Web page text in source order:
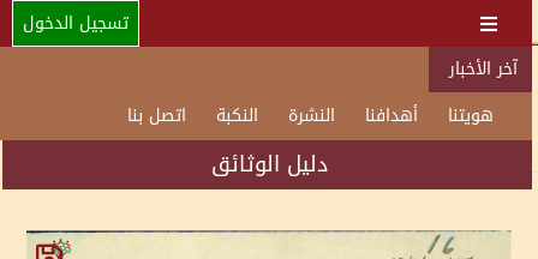
تسجيل الدخول
آخر الأخبار
هويتنا
أهدافنا النشرة النكبة اتصل بنا
دليل الوثائق